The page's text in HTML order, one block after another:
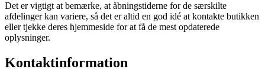
Det er vigtigt at bemærke, at åbningstiderne for de særskilte
afdelinger kan variere, så det er altid en god idé at kontakte butikken
eller tjekke deres hjemmeside for at få de mest opdaterede
oplysninger.
Kontaktinformation